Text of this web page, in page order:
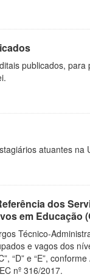
publicados, para
atuantes na
dos
em Educação
Técnico-
e vagos dos
“D” e “E”,
nº 316/2017.